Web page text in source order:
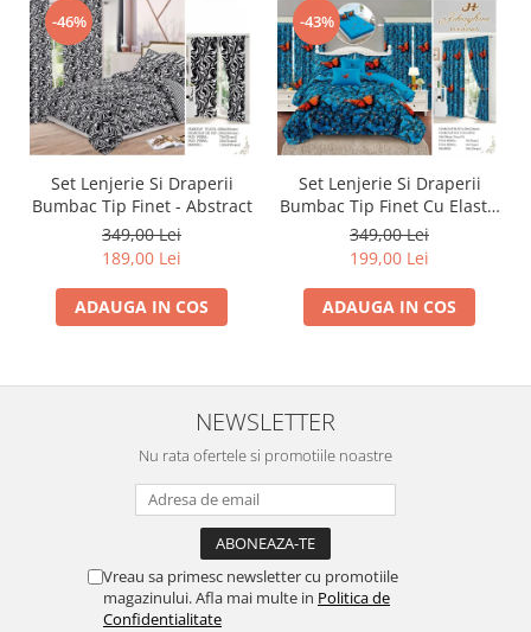
-46%
Set Lenjerie Si Draperii
Bumbac Tip Finet - Abstract
349,00 Lei
189,00 Lei
ADAUGA IN COS
-43%
Set Lenjerie Si Draperii
Bumbac Tip Finet Cu Elastic
- Dansul Fluturilor
349,00 Lei
199,00 Lei
ADAUGA IN COS
NEWSLETTER
Nu rata ofertele si promotiile noastre
Vreau sa primesc newsletter cu promotiile
magazinului. Afla mai multe in Politica de
Confidentialitate